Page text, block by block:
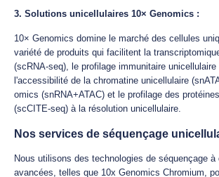
3. Solutions unicellulaires 10× Genomics :
10× Genomics domine le marché des cellules
variété de produits qui facilitent la
(scRNA-seq), le profilage immunitaire unicellulaire
l'accessibilité de la chromatine unicellulaire
omics (snRNA+ATAC) et le profilage des
(scCITE-seq) à la résolution unicellulaire.
Nos services de séquençage
Nous utilisons des technologies de séquençage à
avancées, telles que 10x Genomics Chromium,